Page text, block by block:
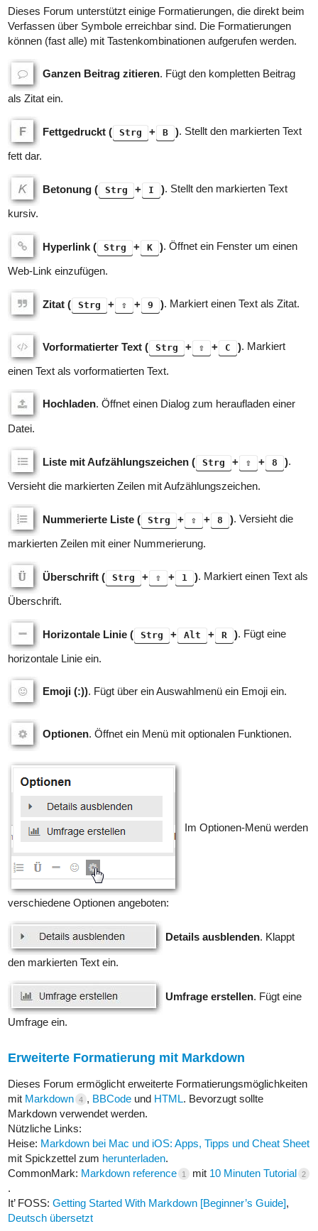
Dieses Forum unterstützt einige Formatierungen, die direkt beim
Verfassen über Symbole erreichbar sind. Die Formatierungen
können (fast alle) mit Tastenkombinationen aufgerufen werden.
Ganzen Beitrag zitieren. Fügt den kompletten Beitrag
als Zitat ein.
Fettgedruckt ( Strg + B ). Stellt den markierten Text
fett dar.
Betonung ( Strg + I ). Stellt den markierten Text
kursiv.
Hyperlink ( Strg + K ). Öffnet ein Fenster um einen
Web-Link einzufügen.
Zitat ( Strg + ⇧ + 9 ). Markiert einen Text als Zitat.
Vorformatierter Text ( Strg + ⇧ + C ). Markiert
einen Text als vorformatierten Text.
Hochladen. Öffnet einen Dialog zum heraufladen einer
Datei.
Liste mit Aufzählungszeichen ( Strg + ⇧ + 8 ).
Versieht die markierten Zeilen mit Aufzählungszeichen.
Nummerierte Liste ( Strg + ⇧ + 8 ). Versieht die
markierten Zeilen mit einer Nummerierung.
Überschrift ( Strg + ⇧ + 1 ). Markiert einen Text als
Überschrift.
Horizontale Linie ( Strg + Alt + R ). Fügt eine
horizontale Linie ein.
Emoji (:)). Fügt über ein Auswahlmenü ein Emoji ein.
Optionen. Öffnet ein Menü mit optionalen Funktionen.
Im Optionen-Menü werden
verschiedene Optionen angeboten:
Details ausblenden. Klappt
den markierten Text ein.
Umfrage erstellen. Fügt eine
Umfrage ein.
Erweiterte Formatierung mit Markdown
Dieses Forum ermöglicht erweiterte Formatierungsmöglichkeiten
mit Markdown 4 , BBCode und HTML. Bevorzugt sollte
Markdown verwendet werden.
Nützliche Links:
Heise: Markdown bei Mac und iOS: Apps, Tipps und Cheat Sheet
mit Spickzettel zum herunterladen.
CommonMark: Markdown reference 1 mit 10 Minuten Tutorial 2
.
It’ FOSS: Getting Started With Markdown [Beginner’s Guide],
Deutsch übersetzt